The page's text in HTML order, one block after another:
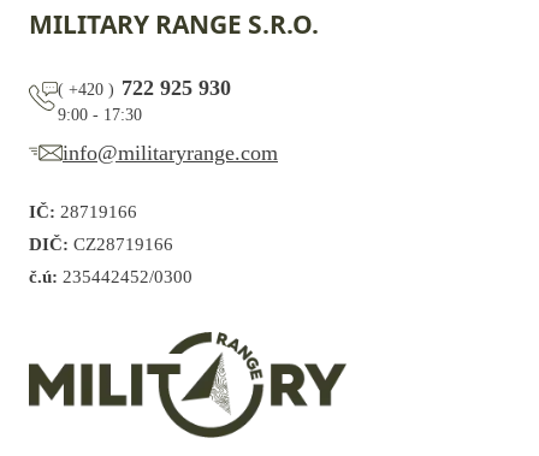
MILITARY RANGE S.R.O.
( +420 ) 722 925 930
9:00 - 17:30
info@militaryrange.com
IČ: 28719166
DIČ: CZ28719166
č.ú: 235442452/0300